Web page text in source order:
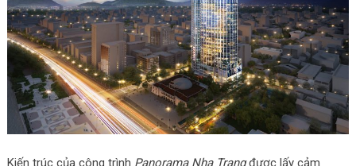
Kiến trúc của công trình Panorama Nha Trangđược lấy cảm